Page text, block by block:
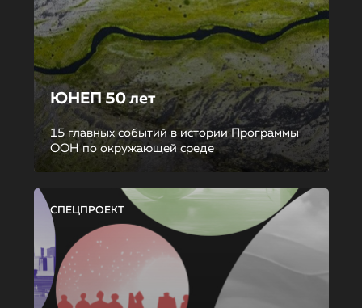
ЮНЕП 50 лет
15 главных событий в истории Программы
ООН по окружающей среде
СПЕЦПРОЕКТ